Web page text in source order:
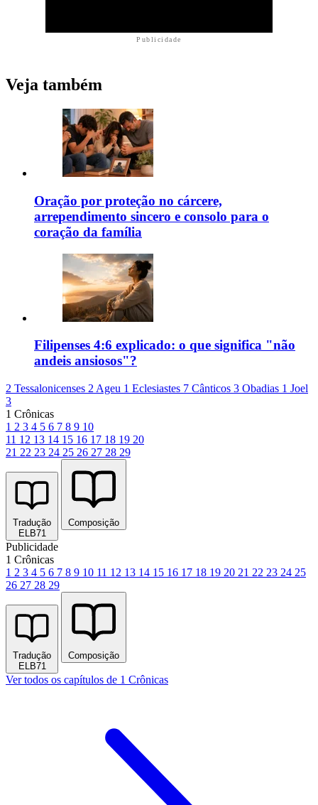
Publicidade
Veja também
Oração por proteção no cárcere,
arrependimento sincero e consolo para o
coração da família
Filipenses 4:6 explicado: o que significa "não
andeis ansiosos"?
2 Tessalonicenses 2 Ageu 1 Eclesiastes 7 Cânticos 3 Obadias 1 Joel
3
1 Crônicas
1 2 3 4 5 6 7 8 9 10
11 12 13 14 15 16 17 18 19 20
21 22 23 24 25 26 27 28 29
Tradução
ELB71
Composição
Publicidade
1 Crônicas
1 2 3 4 5 6 7 8 9 10 11 12 13 14 15 16 17 18 19 20 21 22 23 24 25
26 27 28 29
Tradução
ELB71
Composição
Ver todos os capítulos de 1 Crônicas